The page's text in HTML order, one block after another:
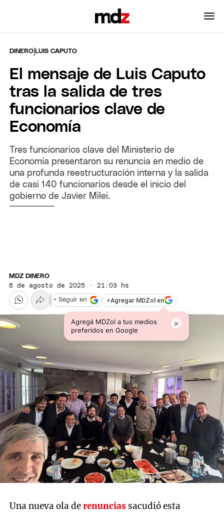
DINERO |LUIS CAPUTO
El mensaje de Luis Caputo
tras la salida de tres
funcionarios clave de
Economía
Tres funcionarios clave del Ministerio de
Economía presentaron su renuncia en medio de
una profunda reestructuración interna y la salida
de casi 140 funcionarios desde el inicio del
gobierno de Javier Milei.
MDZ DINERO
8 de agosto de 2025 · 21:03 hs
+Agregar MDZol en
Agregá MDZol a tus medios
preferidos en Google
×
+ Seguir en
Una nueva ola derenuncias sacudió esta